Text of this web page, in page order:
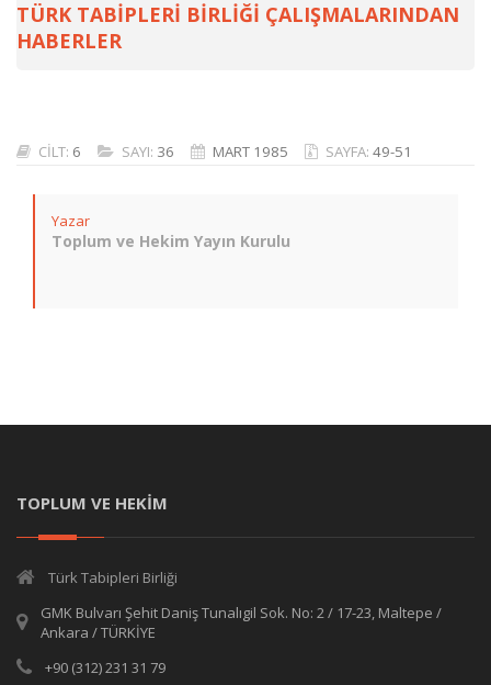
TÜRK TABİPLERİ BİRLİĞİ ÇALIŞMALARINDAN
HABERLER
CİLT: 6 SAYI: 36 MART 1985 SAYFA: 49-51
Yazar
Toplum ve Hekim Yayın Kurulu
TOPLUM VE HEKİM
Türk Tabipleri Birliği
GMK Bulvarı Şehit Daniş Tunalıgil Sok. No: 2 / 17-23, Maltepe /
Ankara / TÜRKİYE
+90 (312) 231 31 79